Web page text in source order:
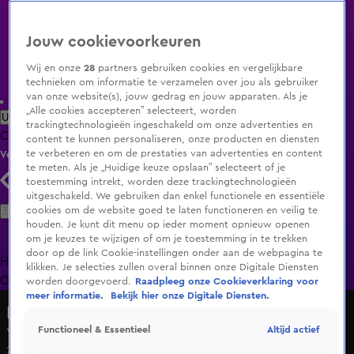
Uitzending Gemist Populaire programma's Zenders Genres
ClipsFilmsRadioSmart TV inlogShop
Volg KIJK
Zoeken
HomeUitzending Gemist Programma's De Bondgenoten
OranjezomerLivestreamsShop
Weerbericht zondag 27 april 2025
27 apr 2025, 09:02
Jouw cookievoorkeuren
Wij en onze28 partners gebruiken cookies en vergelijkbare
technieken om informatie te verzamelen over jou als gebruiker
van onze website(s), jouw gedrag en jouw apparaten. Als je
„Alle cookies accepteren” selecteert, worden
trackingtechnologieën ingeschakeld om onze advertenties en
content te kunnen personaliseren, onze producten en diensten
te verbeteren en om de prestaties van advertenties en content
te meten. Als je „Huidige keuze opslaan” selecteert of je
toestemming intrekt, worden deze trackingtechnologieën
uitgeschakeld. We gebruiken dan enkel functionele en essentiële
cookies om de website goed te laten functioneren en veilig te
houden. Je kunt dit menu op ieder moment opnieuw openen
om je keuzes te wijzigen of om je toestemming in te trekken
door op de link Cookie-instellingen onder aan de webpagina te
klikken. Je selecties zullen overal binnen onze Digitale Diensten
worden doorgevoerd.
Raadpleeg onze Cookieverklaring voor
meer informatie.
Bekijk hier onze Digitale Diensten.
Functioneel & Essentieel Altijd actief